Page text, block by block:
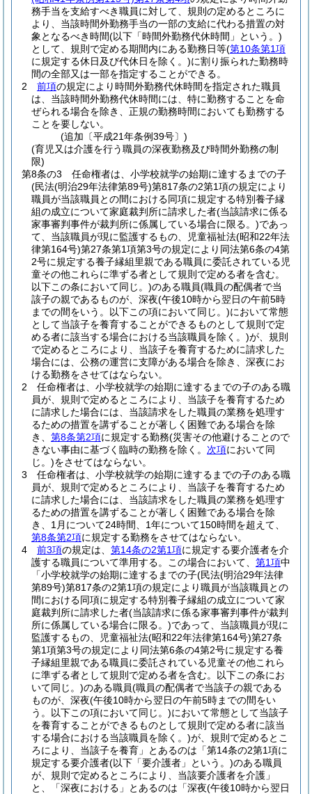
務手当を支給すべき職員に対して、規則の定めるところに
より、当該時間外勤務手当の一部の支給に代わる措置の対
象となるべき時間(以下「時間外勤務代休時間」という。)
として、規則で定める期間内にある勤務日等(第10条第1項
に規定する休日及び代休日を除く。)に割り振られた勤務時
間の全部又は一部を指定することができる。
2
前項の規定により時間外勤務代休時間を指定された職員
は、当該時間外勤務代休時間には、特に勤務することを命
ぜられる場合を除き、正規の勤務時間においても勤務する
ことを要しない。
(追加〔平成21年条例39号〕)
(育児又は介護を行う職員の深夜勤務及び時間外勤務の制
限)
第8条の3
任命権者は、小学校就学の始期に達するまでの子
(民法(明治29年法律第89号)第817条の2第1項の規定により
職員が当該職員との間における同項に規定する特別養子縁
組の成立について家庭裁判所に請求した者(当該請求に係る
家事審判事件が裁判所に係属している場合に限る。)であっ
て、当該職員が現に監護するもの、児童福祉法(昭和22年法
律第164号)第27条第1項第3号の規定により同法第6条の4第
2号に規定する養子縁組里親である職員に委託されている児
童その他これらに準ずる者として規則で定める者を含む。
以下この条において同じ。)のある職員(職員の配偶者で当
該子の親であるものが、深夜(午後10時から翌日の午前5時
までの間をいう。以下この項において同じ。)において常態
として当該子を養育することができるものとして規則で定
める者に該当する場合における当該職員を除く。)が、規則
で定めるところにより、当該子を養育するために請求した
場合には、公務の運営に支障がある場合を除き、深夜にお
ける勤務をさせてはならない。
2
任命権者は、小学校就学の始期に達するまでの子のある職
員が、規則で定めるところにより、当該子を養育するため
に請求した場合には、当該請求をした職員の業務を処理す
るための措置を講ずることが著しく困難である場合を除
き、 第8条第2項に規定する勤務(災害その他避けることので
きない事由に基づく臨時の勤務を除く。 次項において同
じ。)をさせてはならない。
3
任命権者は、小学校就学の始期に達するまでの子のある職
員が、規則で定めるところにより、当該子を養育するため
に請求した場合には、当該請求をした職員の業務を処理す
るための措置を講ずることが著しく困難である場合を除
き、1月について24時間、1年について150時間を超えて、
第8条第2項に規定する勤務をさせてはならない。
4
前3項の規定は、 第14条の2第1項に規定する要介護者を介
護する職員について準用する。
この場合において、 第1項中
「小学校就学の始期に達するまでの子(民法(明治29年法律
第89号)第817条の2第1項の規定により職員が当該職員との
間における同項に規定する特別養子縁組の成立について家
庭裁判所に請求した者(当該請求に係る家事審判事件が裁判
所に係属している場合に限る。)であって、当該職員が現に
監護するもの、児童福祉法(昭和22年法律第164号)第27条
第1項第3号の規定により同法第6条の4第2号に規定する養
子縁組里親である職員に委託されている児童その他これら
に準ずる者として規則で定める者を含む。以下この条にお
いて同じ。)のある職員(職員の配偶者で当該子の親である
ものが、深夜(午後10時から翌日の午前5時までの間をい
う。以下この項において同じ。)において常態として当該子
を養育することができるものとして規則で定める者に該当
する場合における当該職員を除く。)が、規則で定めるとこ
ろにより、当該子を養育」とあるのは「第14条の2第1項に
規定する要介護者(以下「要介護者」という。)のある職員
が、規則で定めるところにより、当該要介護者を介護」
と、「深夜における」とあるのは「深夜(午後10時から翌日